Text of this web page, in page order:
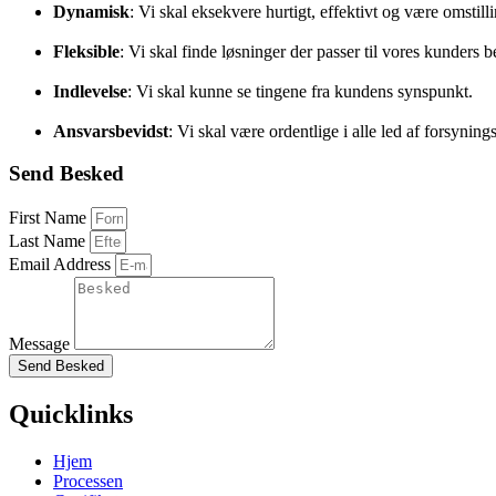
Dynamisk: Vi skal eksekvere hurtigt, effektivt og være
Fleksible: Vi skal finde løsninger der passer til vores kunders
Indlevelse: Vi skal kunne se tingene fra kundens synspunkt.
Ansvarsbevidst: Vi skal være ordentlige i alle led af
Send Besked
First Name
Last Name
Email Address
Message
Send Besked
Quicklinks
Hjem
Processen